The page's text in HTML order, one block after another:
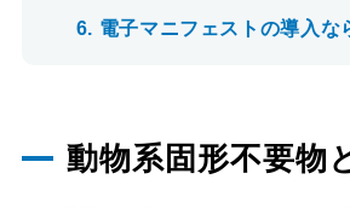
6. 電子マニフェストの導入
動物系固形不要物